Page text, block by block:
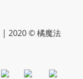
| 2020 © 橘魔法